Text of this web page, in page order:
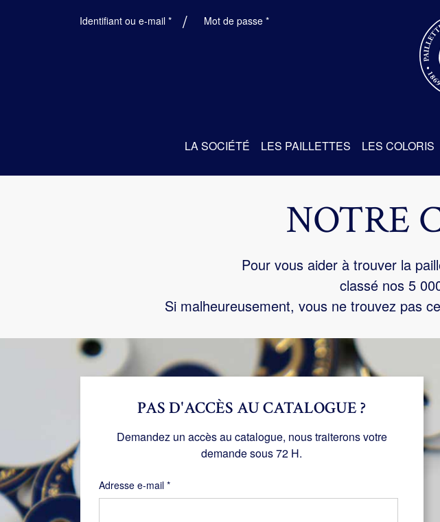
Identifiant ou e-mail *ObligatoireMot de passe *Obligatoire
LA SOCIÉTÉ LES PAILLETTES LES COLORIS
NOTRE
Pour vous aider à trouver la
classé nos 5
Si malheureusement, vous ne trouvez pas
PAS D'ACCÈS AU CATALOGUE ?
Demandez un accès au catalogue, nous traiterons votre
demande sous 72 H.
Adresse e-mail *Obligatoire